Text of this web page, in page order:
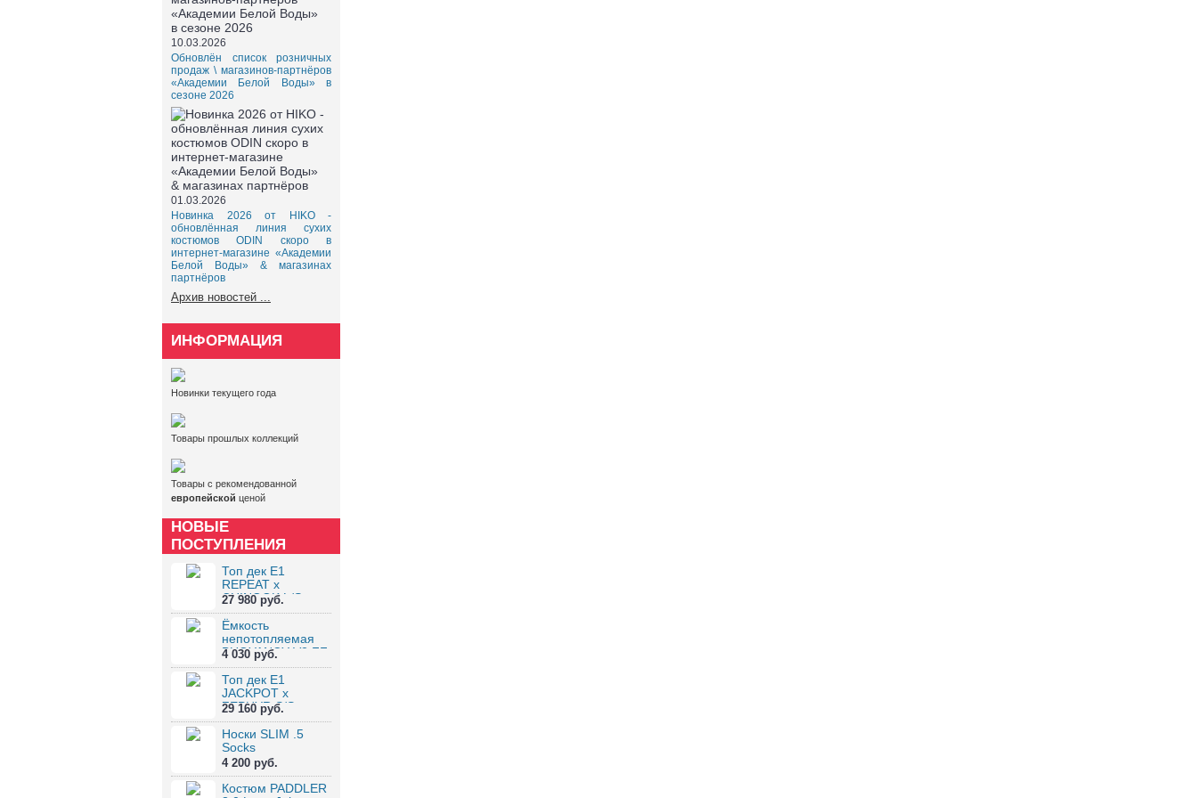
10.03.2026
Обновлён список розничных
продаж \ магазинов-партнёров
«Академии Белой Воды» в
сезоне 2026
01.03.2026
Новинка 2026 от HIKO -
обновлённая линия сухих
костюмов ODIN скоро в
интернет-магазине «Академии
Белой Воды» & магазинах
партнёров
Архив новостей ...
ИНФОРМАЦИЯ
Новинки текущего года
Товары прошлых коллекций
Товары с рекомендованной
европейской ценой
НОВЫЕ
ПОСТУПЛЕНИЯ
Топ дек E1
REPEAT x
CHINOOK L/S
Tpdck
27 980 руб.
Ёмкость
непотопляемая
BUOYANCY V2 FF
4 030 руб.
Топ дек E1
JACKPOT x
ZEPHYR S/S
Tpdck
29 160 руб.
Носки SLIM .5
Socks
4 200 руб.
Костюм PADDLER